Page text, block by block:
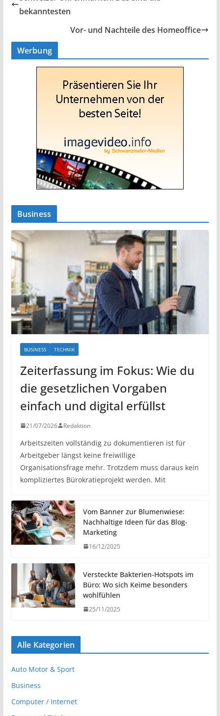
bekanntesten
Vor- und Nachteile des Homeoffice
Werbung
Business
BUSINESS TECHNIK
Zeiterfassung im Fokus: Wie du
die gesetzlichen Vorgaben
einfach und digital erfüllst
21/07/2026 Redaktion
Arbeitszeiten vollständig zu dokumentieren ist für
Arbeitgeber längst keine freiwillige
Organisationsfrage mehr. Trotzdem muss daraus kein
kompliziertes Bürokratieprojekt werden. Mit
Vom Banner zur Blumenwiese:
Nachhaltige Ideen für das Blog-
Marketing
16/12/2025
Versteckte Bakterien-Hotspots im
Büro: Wo sich Keime besonders
wohlfühlen
25/11/2025
Alle Kategorien
Auto Motor & Sport
Business
Computer / Internet